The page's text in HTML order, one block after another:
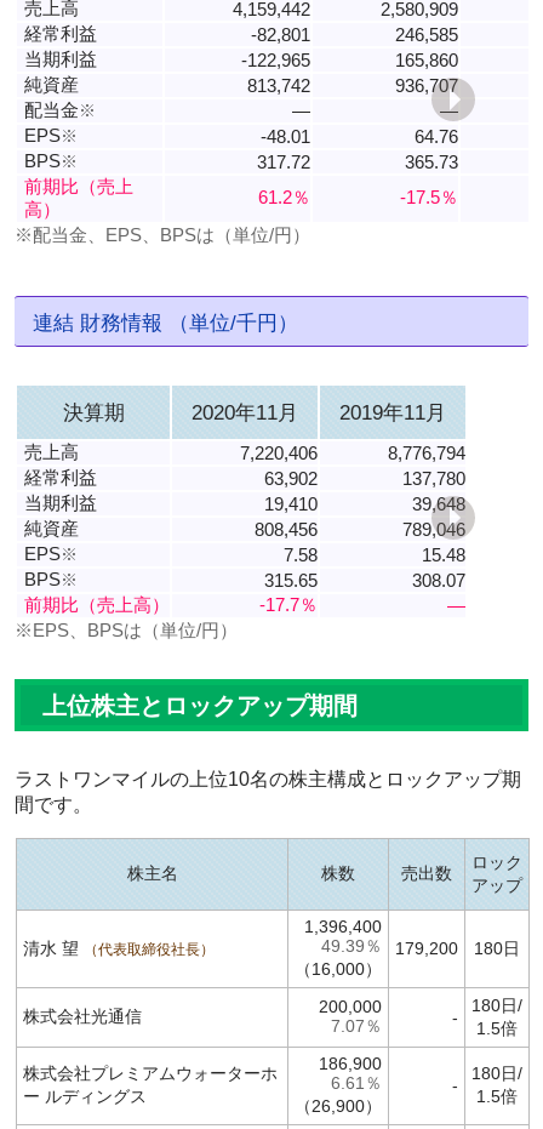
売上高 4,159,442 2,580,909
経常利益
-82,801
246,585
当期利益
-122,965
165,860
純資産
813,742
936,707
配当金※ ―
―
EPS※ -48.01
64.76
BPS※ 317.72
365.73
前期比（売上
高）
61.2％
-17.5％
※配当金、EPS、BPSは（単位/円）
連結 財務情報 （単位/千円）
決算期 2020年11月 2019年11月
売上高 7,220,406
8,776,794
経常利益
63,902
137,780
当期利益
19,410
39,648
純資産
808,456
789,046
EPS※ 7.58
15.48
BPS※ 315.65
308.07
前期比（売上高）
-17.7％
―
※EPS、BPSは（単位/円）
上位株主とロックアップ期間
ラストワンマイルの上位10名の株主構成とロックアップ期
間です。
株主名 株数 売出数
ロック
アップ
清水 望 代表取締役社長
1,396,400
49.39％
（16,000）
179,200 180日
株式会社光通信 200,000
7.07％ -
180日/
1.5倍
株式会社プレミアムウォーターホ
ー ルディングス
186,900
6.61％
（26,900）
-
180日/
1.5倍